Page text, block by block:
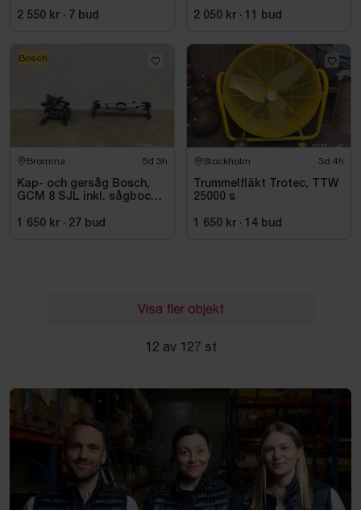
2 550 kr · 7 bud
2 050 kr · bud
Bromma 5d 3h
Kap- och gersåg Bosch,
GCM 8 SJL inkl. sågbock
1 650 kr · 27 bud
Bosch
Stockholm 3d 4h
Trummelfläkt Trotec, TTW
25000 s
1 650 kr · 14 bud
Visa fler objekt
12 av 127 st